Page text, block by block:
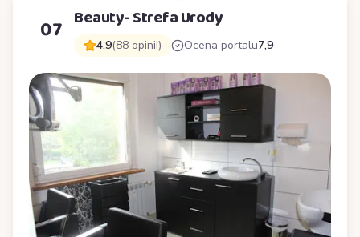
07 Beauty- Strefa Urody
4,9(88 opinii) Ocena portalu7,9